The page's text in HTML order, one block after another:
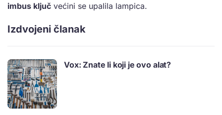
imbus ključ većini se upalila lampica.
Izdvojeni članak
Vox: Znate li koji je ovo alat?